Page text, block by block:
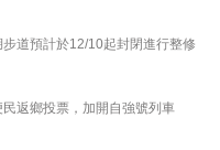
步道預計於12/10起封閉進行整修
民返鄉投票，加開自強號列車